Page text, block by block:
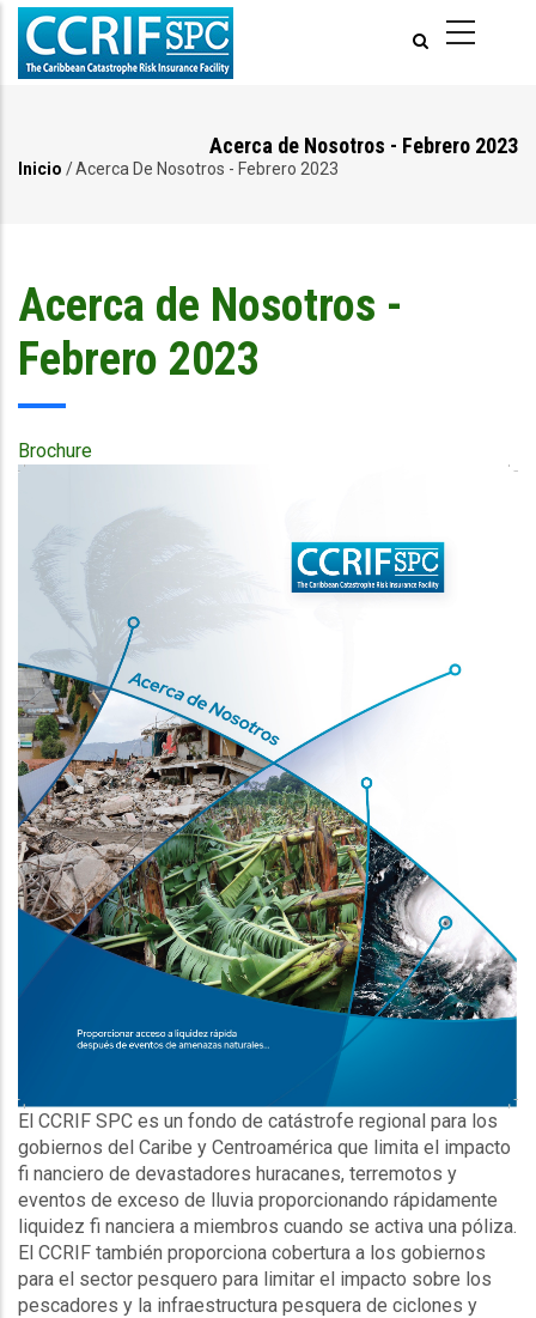
Pasar
contenido
Acerca de Nosotros - Febrero 2023
Inicio /Acerca De Nosotros - Febrero 2023
Acerca de Nosotros -
Febrero 2023
Brochure
Publication
Description
El CCRIF SPC es un fondo de catástrofe regional para los
gobiernos del Caribe y Centroamérica que limita el impacto
fi nanciero de devastadores huracanes, terremotos y
eventos de exceso de lluvia proporcionando rápidamente
liquidez fi nanciera a miembros cuando se activa una póliza.
El CCRIF también proporciona cobertura a los gobiernos
para el sector pesquero para limitar el impacto sobre los
pescadores y la infraestructura pesquera de ciclones y